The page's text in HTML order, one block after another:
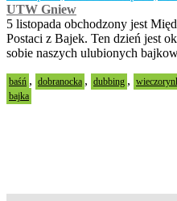
UTW Gniew
5 listopada obchodzony jest
Postaci z Bajek. Ten dzień jest
sobie naszych ulubionych
baśń , dobranocka , dubbing ,
bajka